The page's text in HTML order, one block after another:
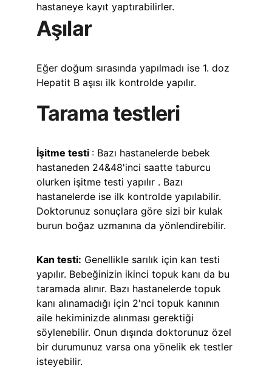
hastaneye kayıt yaptırabilirler.
Aşılar
Eğer doğum sırasında yapılmadı ise 1. doz
Hepatit B aşısı ilk kontrolde yapılır.
Tarama testleri
İşitme testi : Bazı hastanelerde bebek
hastaneden 24&48'inci saatte taburcu
olurken işitme testi yapılır . Bazı
hastanelerde ise ilk kontrolde yapılabilir.
Doktorunuz sonuçlara göre sizi bir kulak
burun boğaz uzmanına da yönlendirebilir.
Kan testi: Genellikle sarılık için kan testi
yapılır. Bebeğinizin ikinci topuk kanı da bu
taramada alınır. Bazı hastanelerde topuk
kanı alınamadığı için 2'nci topuk kanının
aile hekiminizde alınması gerektiği
söylenebilir. Onun dışında doktorunuz özel
bir durumunuz varsa ona yönelik ek testler
isteyebilir.